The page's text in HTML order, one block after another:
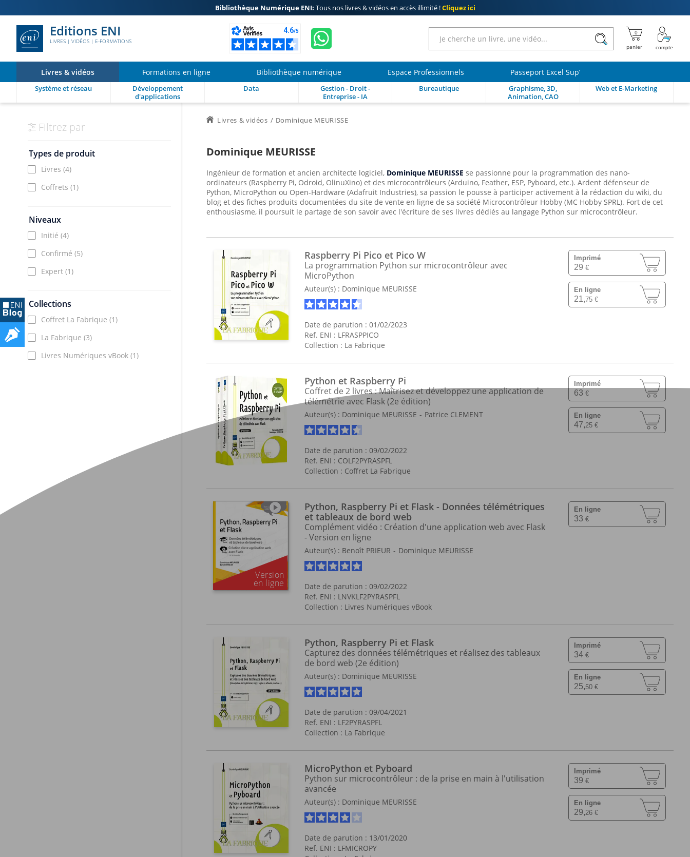
Bibliothèque Numérique ENI: Tous nos livres & vidéos en accès illimité !Cliquez ici
Editions ENI
LIVRES | VIDÉOS | E-FORMATIONS
Livres & vidéos Formations en ligne Bibliothèque numérique Espace Professionnels Passeport Excel Sup’
Système et réseau
Développement
d'applications
Data
Gestion - Droit -
Entreprise - IA
Bureautique
Graphisme, 3D,
Animation, CAO
Web et E-Marketing
Filtrez par
Types de produit
Livres (4)
Coffrets (1)
Niveaux
Initié (4)
Confirmé (5)
Expert (1)
Collections
Coffret La Fabrique (1)
La Fabrique (3)
Livres Numériques vBook (1)
Livres & vidéos Dominique MEURISSE
Dominique MEURISSE
Ingénieur de formation et ancien architecte logiciel, Dominique MEURISSE se passionne pour la programmation des nano-
ordinateurs (Raspberry Pi, Odroid, OlinuXino) et des microcontrôleurs (Arduino, Feather, ESP, Pyboard, etc.). Ardent défenseur de
Python, MicroPython ou Open-Hardware (Adafruit Industries), sa passion le pousse à participer activement à la rédaction du wiki, du
blog et des fiches produits documentées du site de vente en ligne de sa société Microcontrôleur Hobby (MC Hobby SPRL). Fort de cet
enthousiasme, il poursuit le partage de son savoir avec l'écriture de ses livres dédiés au langage Python sur microcontrôleur.
Raspberry Pi Pico et Pico W
La programmation Python sur microcontrôleur avec
MicroPython
Auteur(s) : Dominique MEURISSE
Date de parution : 01/02/2023
Ref. ENI : LFRASPPICO
Collection : La Fabrique
Imprimé
29 €
En ligne
21,75 €
Python et Raspberry Pi
Coffret de 2 livres : Maîtrisez et développez une application de
télémétrie avec Flask (2e édition)
Auteur(s) : Dominique MEURISSE Patrice CLEMENT
Date de parution : 09/02/2022
Ref. ENI : COLF2PYRASPFL
Collection : Coffret La Fabrique
Imprimé
63 €
En ligne
47,25 €
Python, Raspberry Pi et Flask - Données télémétriques
et tableaux de bord web
Complément vidéo : Création d'une application web avec Flask
- Version en ligne
Auteur(s) : Benoît PRIEUR Dominique MEURISSE
Date de parution : 09/02/2022
Ref. ENI : LNVKLF2PYRASPFL
Collection : Livres Numériques vBook
En ligne
33 €
Python, Raspberry Pi et Flask
Capturez des données télémétriques et réalisez des tableaux
de bord web (2e édition)
Auteur(s) : Dominique MEURISSE
Date de parution : 09/04/2021
Ref. ENI : LF2PYRASPFL
Collection : La Fabrique
Imprimé
34 €
En ligne
25,50 €
MicroPython et Pyboard
Python sur microcontrôleur : de la prise en main à l'utilisation
avancée
Auteur(s) : Dominique MEURISSE
Date de parution : 13/01/2020
Ref. ENI : LFMICROPY
Imprimé
39 €
En ligne
29,26 €